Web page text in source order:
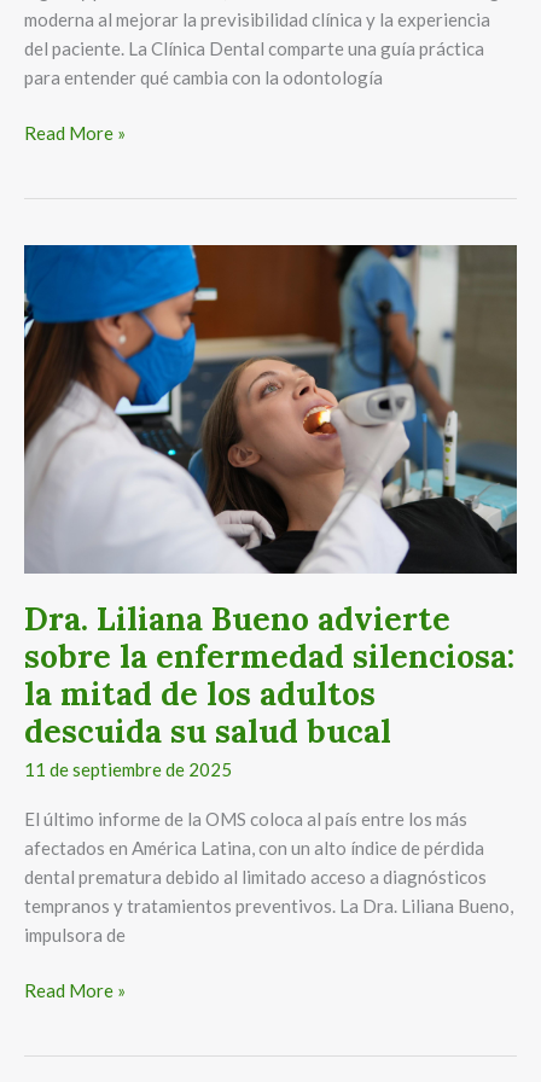
moderna al mejorar la previsibilidad clínica y la experiencia
del paciente. La Clínica Dental comparte una guía práctica
para entender qué cambia con la odontología
Read More »
Dra. Liliana Bueno advierte
sobre la enfermedad silenciosa:
la mitad de los adultos
descuida su salud bucal
11 de septiembre de 2025
El último informe de la OMS coloca al país entre los más
afectados en América Latina, con un alto índice de pérdida
dental prematura debido al limitado acceso a diagnósticos
tempranos y tratamientos preventivos. La Dra. Liliana Bueno,
impulsora de
Dra.
Liliana
Bueno
advierte
sobre
la
enfermedad
silenciosa:
los
adultos
descuida
su
salud
bucal
Read More »